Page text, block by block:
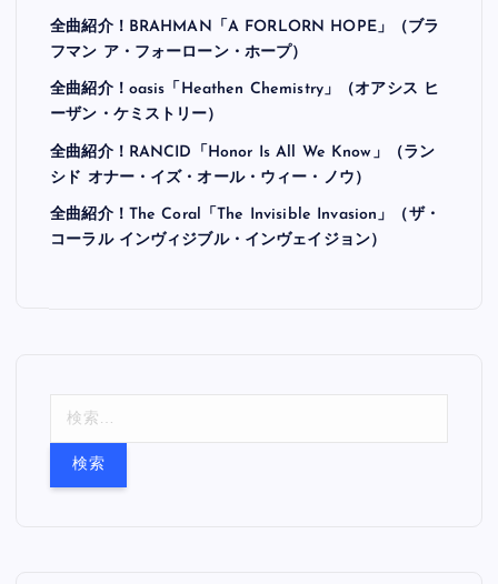
全曲紹介！BRAHMAN「A FORLORN HOPE」（ブラ
フマン ア・フォーローン・ホープ）
全曲紹介！oasis「Heathen Chemistry」（オアシス ヒ
ーザン・ケミストリー）
全曲紹介！RANCID「Honor Is All We Know」（ラン
シド オナー・イズ・オール・ウィー・ノウ）
全曲紹介！The Coral「The Invisible Invasion」（ザ・
コーラル インヴィジブル・インヴェイジョン）